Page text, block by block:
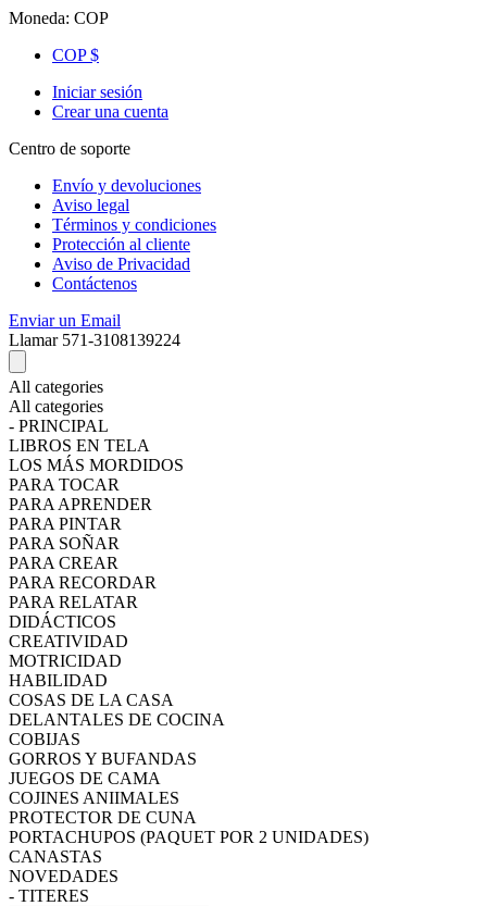
Moneda: COP
COP $
Iniciar sesión
Crear una cuenta
Centro de soporte
Envío y devoluciones
Aviso legal
Términos y condiciones
Protección al cliente
Aviso de Privacidad
Contáctenos
Enviar un Email
Llamar571-3108139224
All categories
All categories
- PRINCIPAL
LIBROS EN TELA
LOS MÁS MORDIDOS
PARA TOCAR
PARA APRENDER
PARA PINTAR
PARA SOÑAR
PARA CREAR
PARA RECORDAR
PARA RELATAR
DIDÁCTICOS
CREATIVIDAD
MOTRICIDAD
HABILIDAD
COSAS DE LA CASA
DELANTALES DE COCINA
COBIJAS
GORROS Y BUFANDAS
JUEGOS DE CAMA
COJINES ANIIMALES
PROTECTOR DE CUNA
PORTACHUPOS (PAQUET POR 2 UNIDADES)
CANASTAS
NOVEDADES
- TITERES